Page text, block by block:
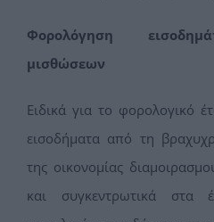
Φορολόγηση
μισθώσεων
Ειδικά για το φορολογικό
εισοδήματα από τη
της οικονομίας
και συγκεντρωτικά στα